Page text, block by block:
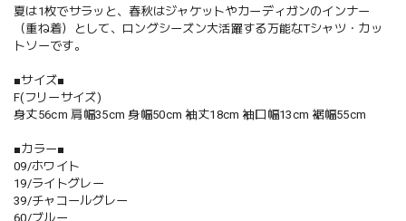
夏は1枚でサラッと、春秋はジャケットやカーディガンのインナー
（重ね着）として、ロングシーズン大活躍する万能なTシャツ・カッ
トソーです。
■サイズ■
F(フリーサイズ)
身丈56cm 肩幅35cm 身幅50cm 袖丈18cm 袖口幅13cm 裾幅55cm
■カラー■
09/ホワイト
19/ライトグレー
39/チャコールグレー
60/ブルー